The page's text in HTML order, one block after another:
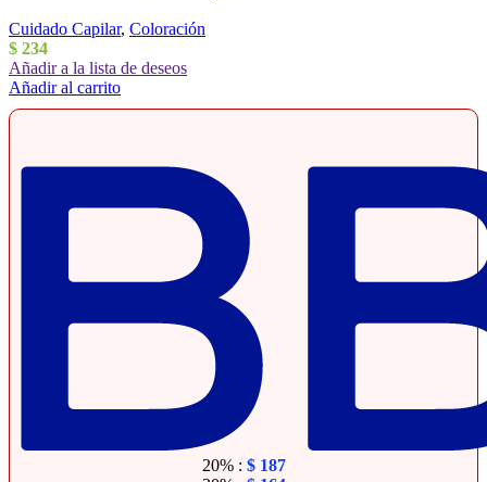
Cuidado Capilar, Coloración
$ 234
Añadir a la lista de deseos
Añadir al carrito
20% : $187